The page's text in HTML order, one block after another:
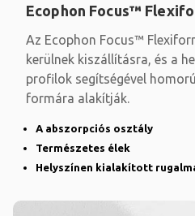
Ecophon Focus™
Az Ecophon Focus™
kerülnek kiszállításra, és a
profilok segítségével
formára alakítják.
A abszorpciós osztály
Természetes élek
Helyszínen kialakított